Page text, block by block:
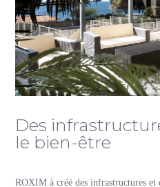
Des
le bien-être
ROXIM à créé des infrastructures et